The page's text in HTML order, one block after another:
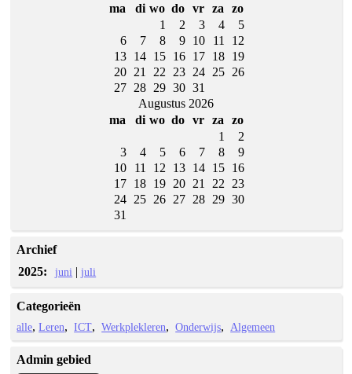
ma
di wo do vr za
zo
1
2 3 4
5
6
7 8 9 10 11
12
13
14 15 16 17 18
19
20
21 22 23 24 25
26
27
28 29 30 31
Augustus 2026
ma
di wo do vr za
zo
1
2
3
4 5 6 7 8
9
10
11 12 13 14 15
16
17
18 19 20 21 22
23
24
25 26 27 28 29 30
31
Archief
2025:
juni |juli
Categorieën
alle Leren ICT Werkplekleren Onderwijs Algemeen
Admin gebied